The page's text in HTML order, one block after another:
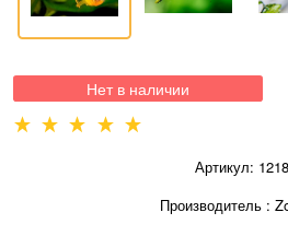
Нет в наличии
Артикул:
Производитель :